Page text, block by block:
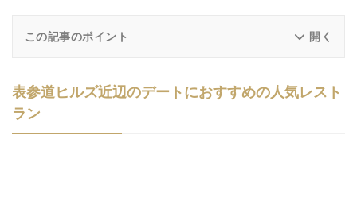
この記事のポイント
表参道ヒルズ近辺のデートにおすすめの人気レスト
ラン